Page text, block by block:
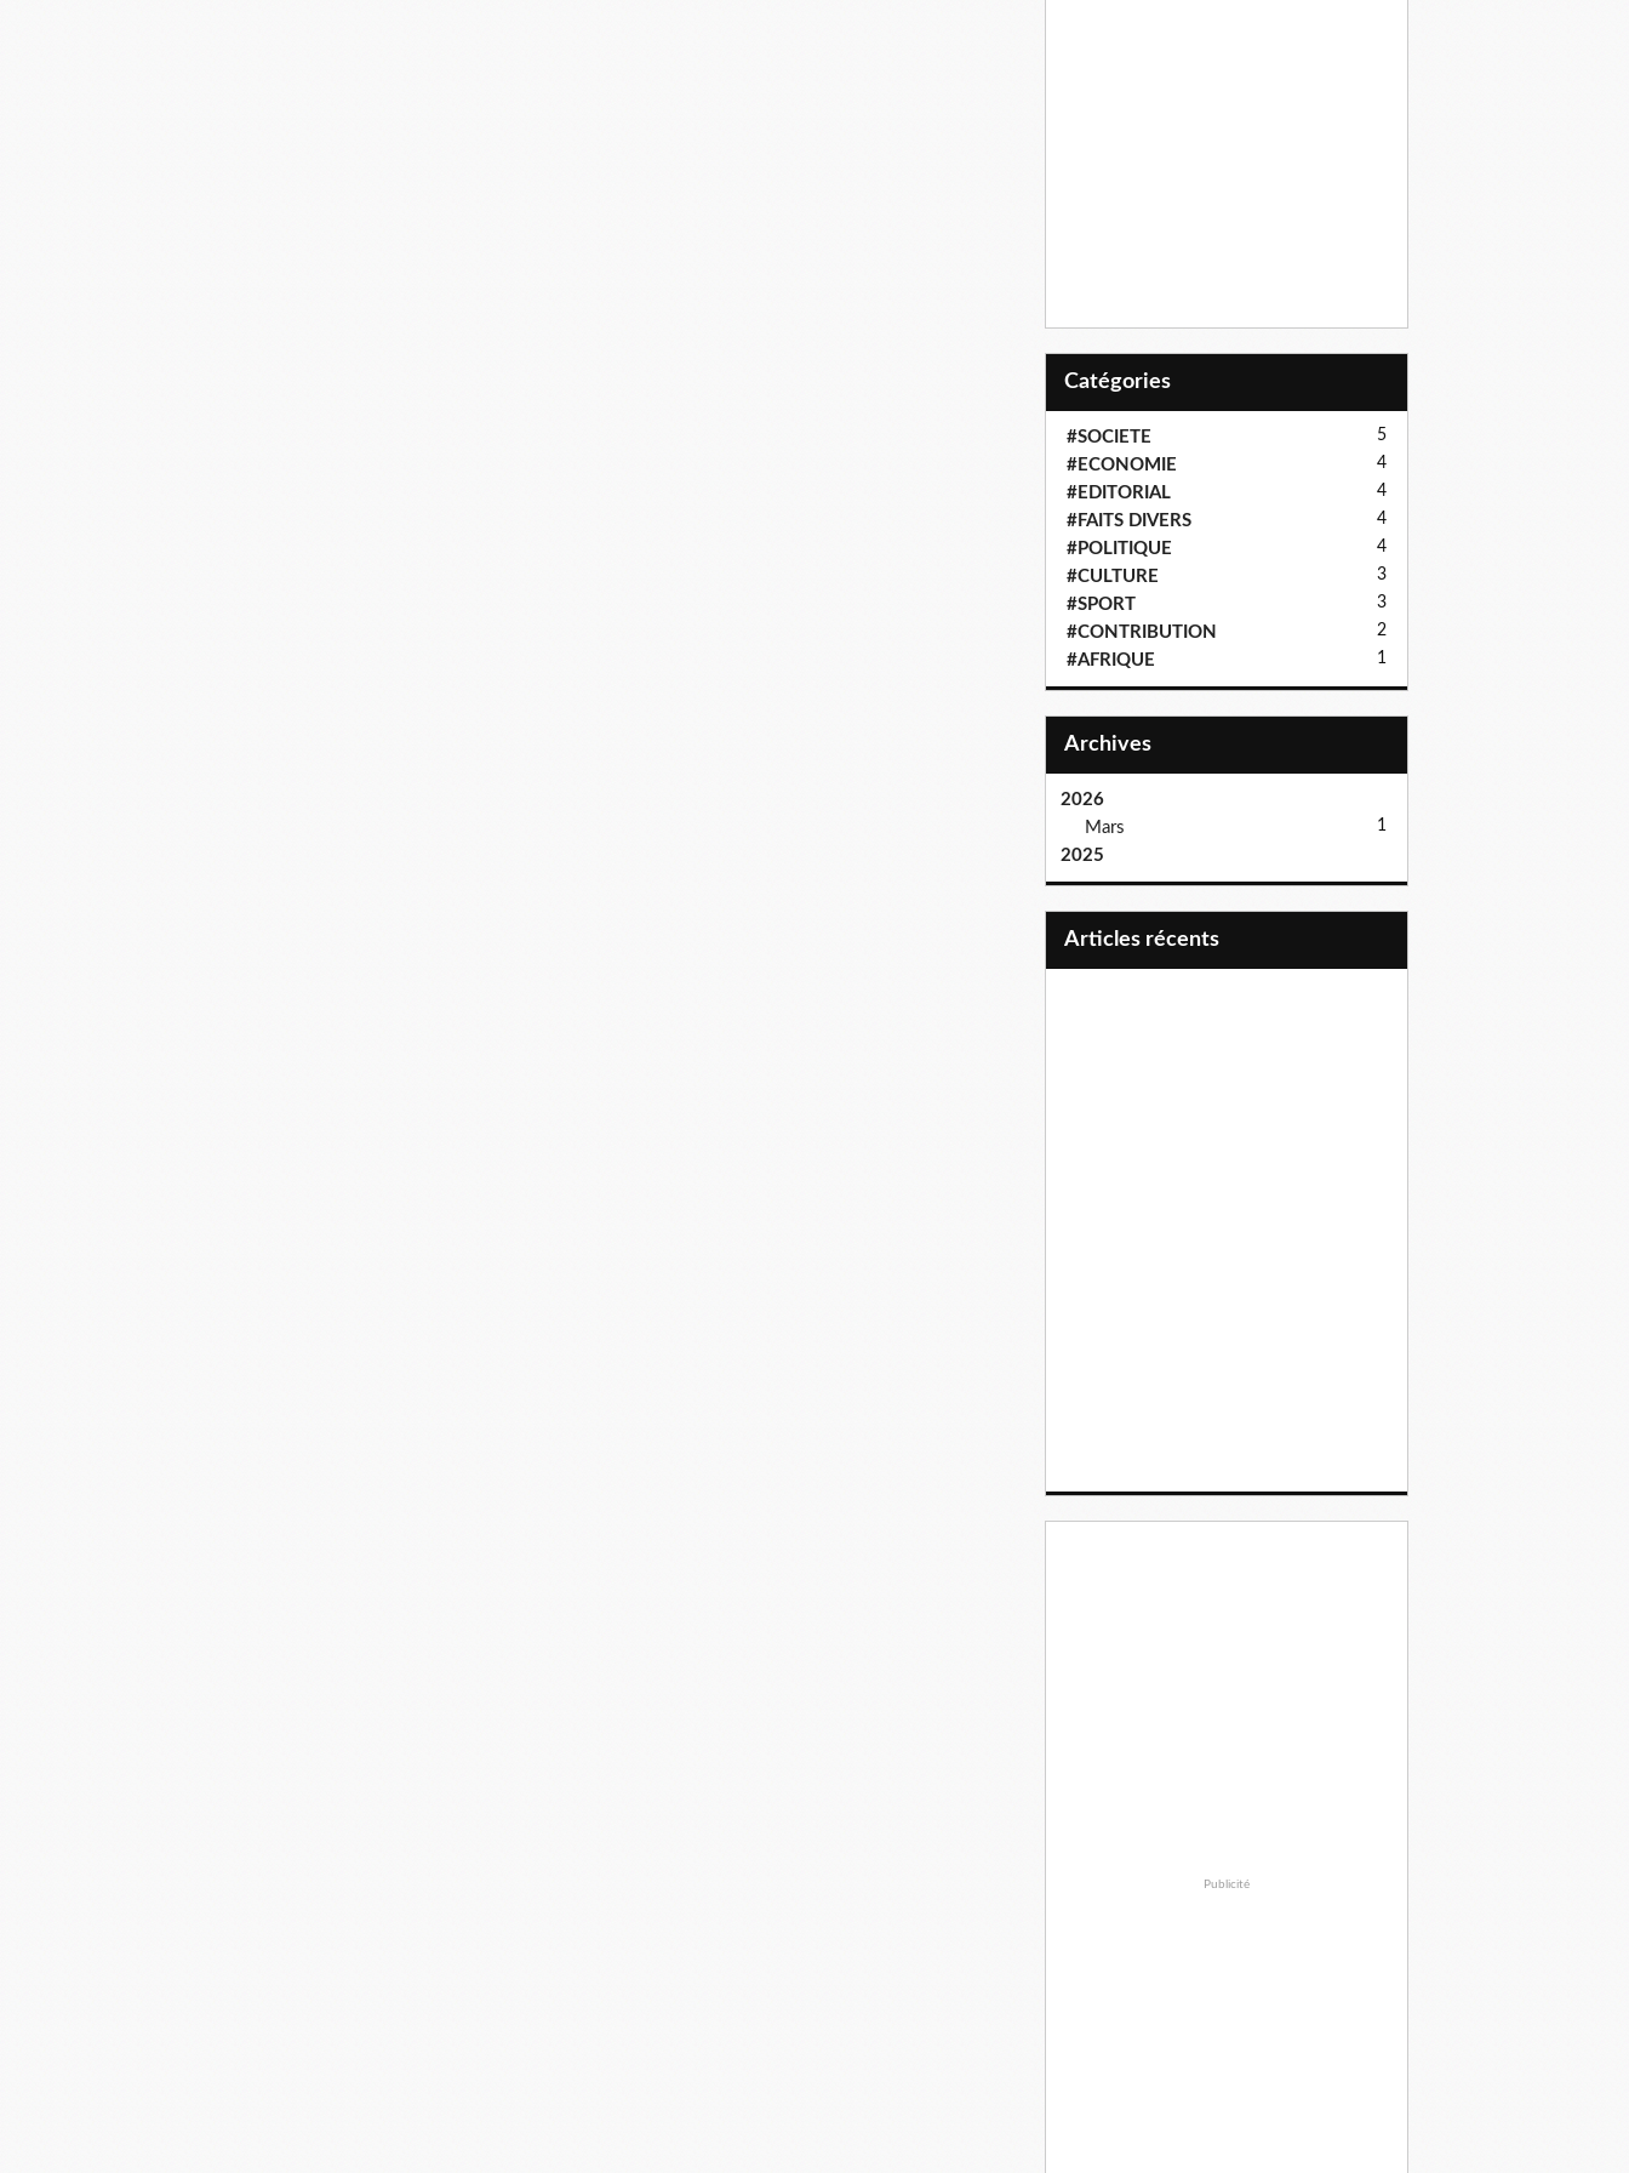
Catégories
#SOCIETE 5
#ECONOMIE 4
#EDITORIAL 4
#FAITS DIVERS 4
#POLITIQUE 4
#CULTURE 3
#SPORT 3
#CONTRIBUTION 2
#AFRIQUE 1
Archives
2026
Mars
1
2025
articles récents
Publicité